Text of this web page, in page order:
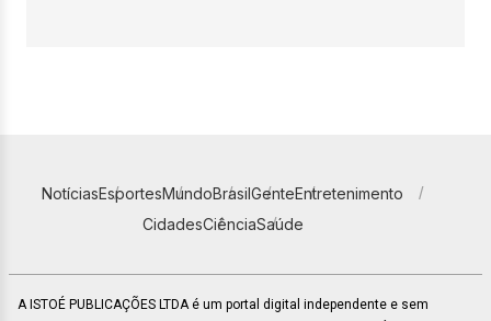
NotíciasEsportesMundoBrasilGenteEntretenimento
CidadesCiênciaSaúde
A ISTOÉ PUBLICAÇÕES LTDA é um portal digital independente e sem